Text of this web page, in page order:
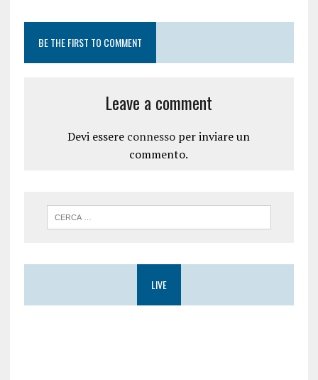
BE THE FIRST TO COMMENT
Leave a comment
Devi essere connesso per inviare un
commento.
LIVE